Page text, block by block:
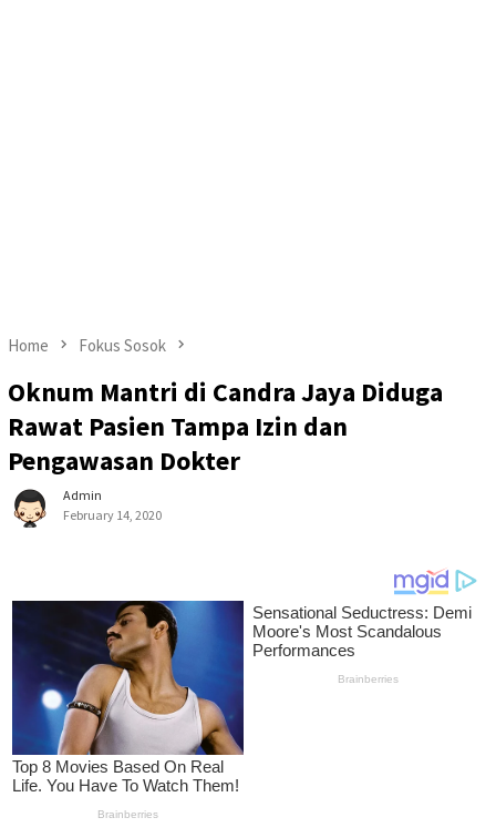
Home Fokus Sosok
Oknum Mantri di Candra Jaya Diduga
Rawat Pasien Tampa Izin dan
Pengawasan Dokter
Admin
February 14, 2020